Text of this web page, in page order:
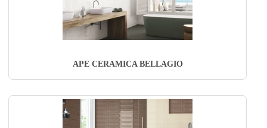
APE CERAMICA BELLAGIO